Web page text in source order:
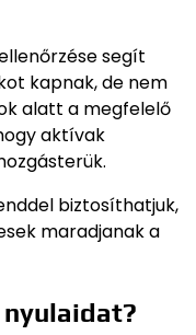
segít
kapnak, de nem
alatt a megfelelő
aktívak
biztosíthatjuk,
maradjanak a